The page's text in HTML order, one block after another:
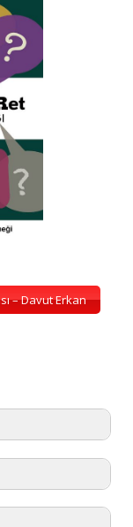
– Davut Erkan